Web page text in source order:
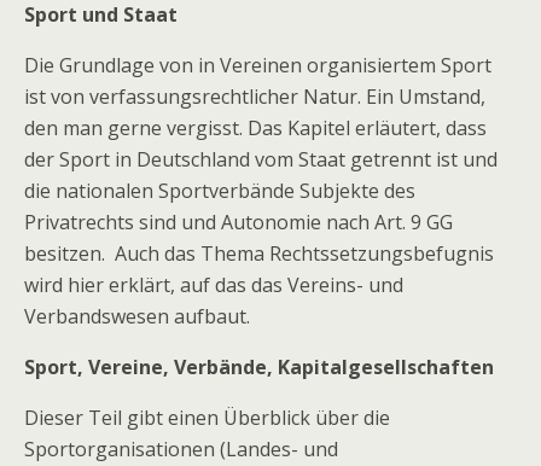
Sport und Staat
Die Grundlage von in Vereinen organisiertem Sport
ist von verfassungsrechtlicher Natur. Ein Umstand,
den man gerne vergisst. Das Kapitel erläutert, dass
der Sport in Deutschland vom Staat getrennt ist und
die nationalen Sportverbände Subjekte des
Privatrechts sind und Autonomie nach Art. 9 GG
besitzen. Auch das Thema Rechtssetzungsbefugnis
wird hier erklärt, auf das das Vereins- und
Verbandswesen aufbaut.
Sport, Vereine, Verbände, Kapitalgesellschaften
Dieser Teil gibt einen Überblick über die
Sportorganisationen (Landes- und